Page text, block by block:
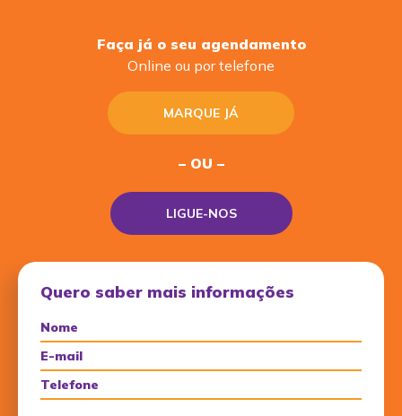
Faça já o seu agendamento
Online ou por telefone
MARQUE JÁ
– OU –
LIGUE-NOS
Quero saber mais informações